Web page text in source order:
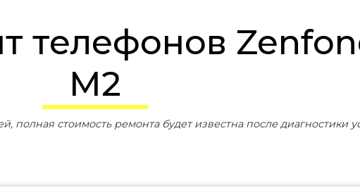
M2
полная стоимость ремонта будет известна после диагностики